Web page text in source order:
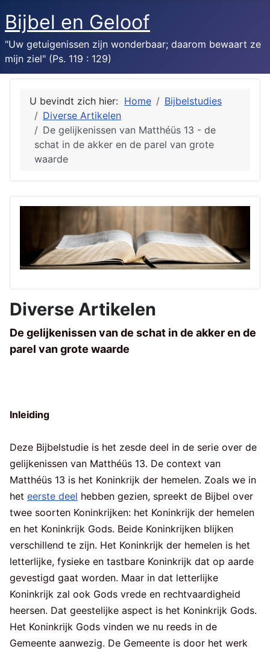
Bijbel en Geloof
"Uw getuigenissen zijn wonderbaar; daarom bewaart ze
mijn ziel" (Ps. 119 : 129)
U bevindt zich hier: Home
Bijbelstudies
Diverse Artikelen
De gelijkenissen van Matthéüs 13 - de
schat in de akker en de parel van grote
waarde
Diverse Artikelen
De gelijkenissen van de schat in de akker en de
parel van grote waarde
Inleiding
Deze Bijbelstudie is het zesde deel in de serie over de
gelijkenissen van Matthéüs 13. De context van
Matthéüs 13 is het Koninkrijk der hemelen. Zoals we in
het eerste deel hebben gezien, spreekt de Bijbel over
twee soorten Koninkrijken: het Koninkrijk der hemelen
en het Koninkrijk Gods. Beide Koninkrijken blijken
verschillend te zijn. Het Koninkrijk der hemelen is het
letterlijke, fysieke en tastbare Koninkrijk dat op aarde
gevestigd gaat worden. Maar in dat letterlijke
Koninkrijk zal ook Gods vrede en rechtvaardigheid
heersen. Dat geestelijke aspect is het Koninkrijk Gods.
Het Koninkrijk Gods vinden we nu reeds in de
Gemeente aanwezig. De Gemeente is door het werk